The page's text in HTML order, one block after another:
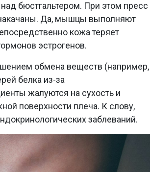
бюстгальтером. При этом пресс
Да, мышцы выполняют
кожа теряет
эстрогенов.
обмена веществ (например,
белка из-за
жалуются на сухость и
поверхности плеча. К слову,
заблеваний.